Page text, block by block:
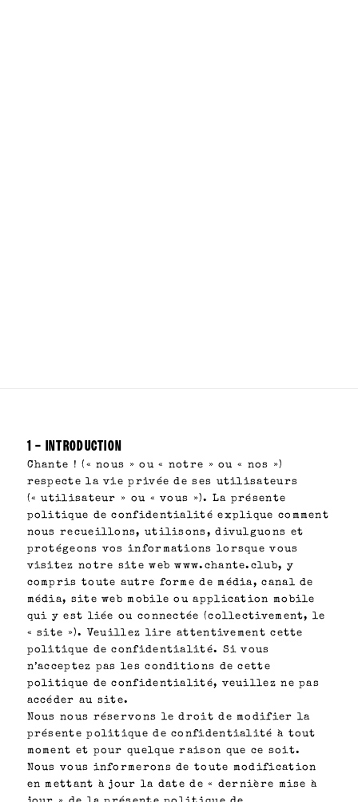
1 – INTRODUCTION
Chante ! (« nous » ou « notre » ou « nos »)
respecte la vie privée de ses utilisateurs
(« utilisateur » ou « vous »). La présente
politique de confidentialité explique comment
nous recueillons, utilisons, divulguons et
protégeons vos informations lorsque vous
visitez notre site web www.chante.club, y
compris toute autre forme de média, canal de
média, site web mobile ou application mobile
qui y est liée ou connectée (collectivement, le
« site »). Veuillez lire attentivement cette
politique de confidentialité. Si vous
n’acceptez pas les conditions de cette
politique de confidentialité, veuillez ne pas
accéder au site.
Nous nous réservons le droit de modifier la
présente politique de confidentialité à tout
moment et pour quelque raison que ce soit.
Nous vous informerons de toute modification
en mettant à jour la date de « dernière mise à